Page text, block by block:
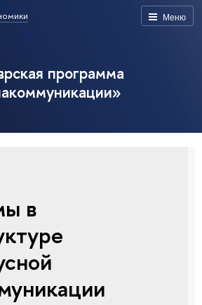
Меню
программа
в